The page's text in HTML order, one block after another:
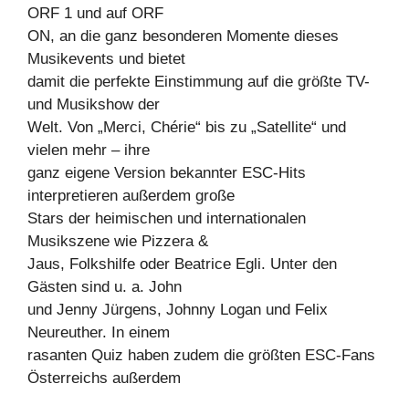
ORF 1 und auf ORF
ON, an die ganz besonderen Momente dieses
Musikevents und bietet
damit die perfekte Einstimmung auf die größte TV-
und Musikshow der
Welt. Von „Merci, Chérie“ bis zu „Satellite“ und
vielen mehr – ihre
ganz eigene Version bekannter ESC-Hits
interpretieren außerdem große
Stars der heimischen und internationalen
Musikszene wie Pizzera &
Jaus, Folkshilfe oder Beatrice Egli. Unter den
Gästen sind u. a. John
und Jenny Jürgens, Johnny Logan und Felix
Neureuther. In einem
rasanten Quiz haben zudem die größten ESC-Fans
Österreichs außerdem